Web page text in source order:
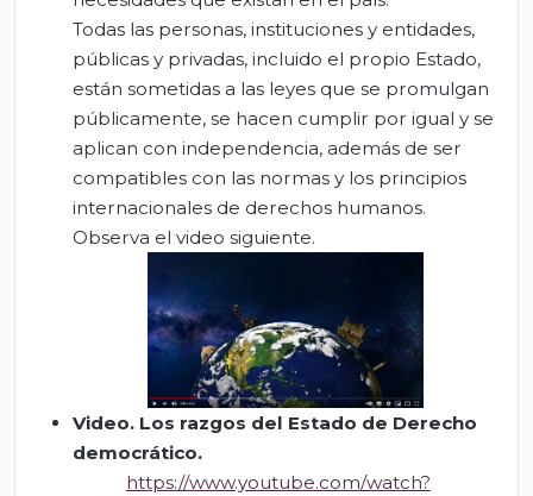
Todas las personas, instituciones y entidades,
públicas y privadas, incluido el propio Estado,
están sometidas a las leyes que se promulgan
públicamente, se hacen cumplir por igual y se
aplican con independencia, además de ser
compatibles con las normas y los principios
internacionales de derechos humanos.
Observa el video siguiente.
Video. Los razgos del Estado de Derecho
democrático.
https://www.youtube.com/watch?